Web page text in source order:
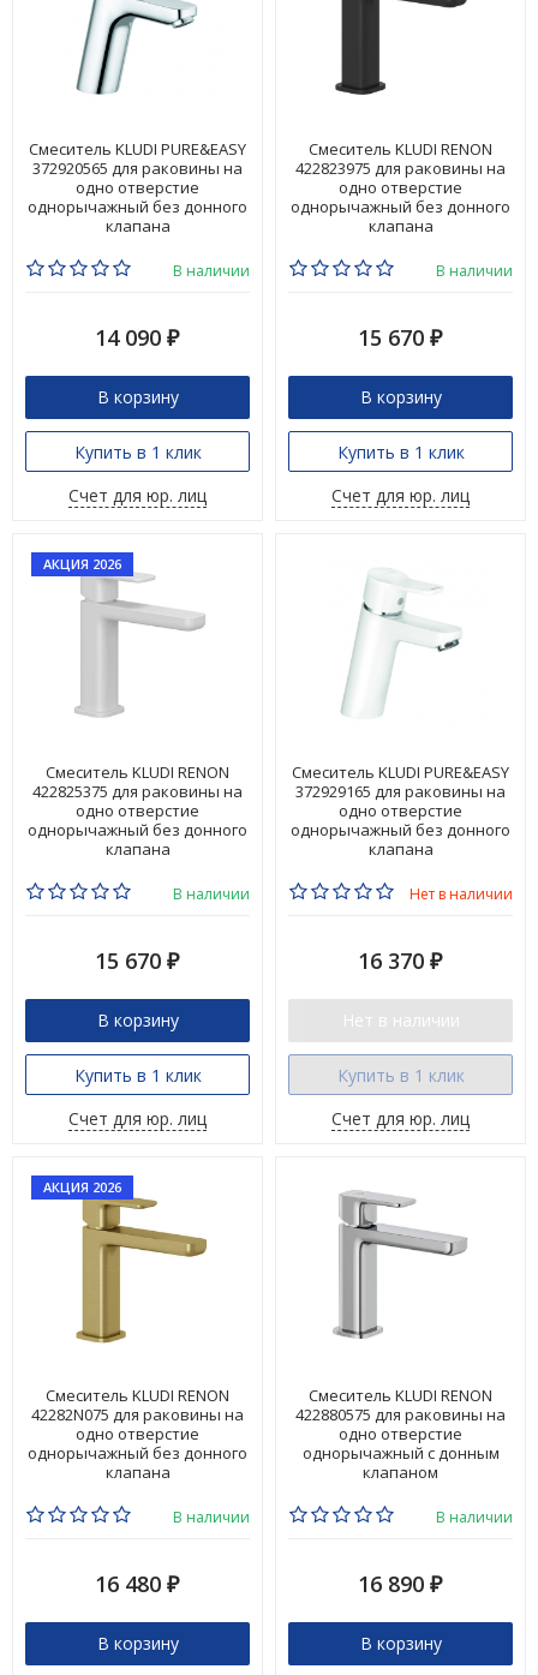
Смеситель KLUDI PURE&EASY
372920565 для раковины на
одно отверстие
однорычажный без донного
клапана
В наличии
14 090 ₽
В корзину
Купить в 1 клик
Счет для юр. лиц
Смеситель KLUDI RENON
422823975 для раковины на
одно отверстие
однорычажный без донного
клапана
В наличии
15 670 ₽
В корзину
Купить в 1 клик
Счет для юр. лиц
АКЦИЯ 2026
Смеситель KLUDI RENON
422825375 для раковины на
одно отверстие
однорычажный без донного
клапана
В наличии
15 670 ₽
В корзину
Купить в 1 клик
Счет для юр. лиц
Смеситель KLUDI PURE&EASY
372929165 для раковины на
одно отверстие
однорычажный без донного
клапана
Нет в наличии
16 370 ₽
Нет в наличии
Купить в 1 клик
Счет для юр. лиц
АКЦИЯ 2026
Смеситель KLUDI RENON
42282N075 для раковины на
одно отверстие
однорычажный без донного
клапана
В наличии
16 480 ₽
В корзину
Смеситель KLUDI RENON
422880575 для раковины на
одно отверстие
однорычажный с донным
клапаном
В наличии
16 890 ₽
В корзину